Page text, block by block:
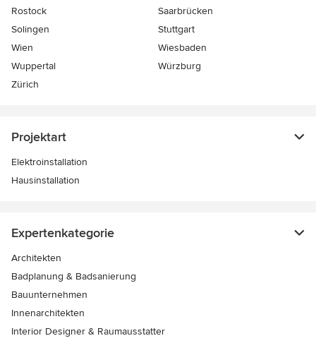
Rostock
Saarbrücken
Solingen
Stuttgart
Wien
Wiesbaden
Wuppertal
Würzburg
Zürich
Projektart
Elektroinstallation
Hausinstallation
Expertenkategorie
Architekten
Badplanung & Badsanierung
Bauunternehmen
Innenarchitekten
Interior Designer & Raumausstatter